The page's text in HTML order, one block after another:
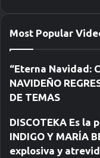
l
c
t
r
ó
i
o
Most Popular
“Eterna Navidad:
NAVIDEÑO
DE TEMAS
DISCOTEKA Es
INDIGO Y MARÍA
explosiva y